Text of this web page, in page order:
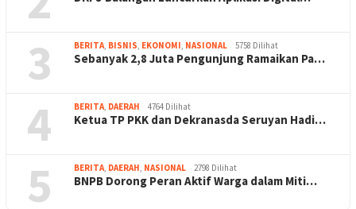
3 BERITA, BISNIS, EKONOMI, NASIONAL 5758 Dilihat
Sebanyak 2,8 Juta Pengunjung Ramaikan Pa…
4 BERITA, DAERAH 4764 Dilihat
Ketua TP PKK dan Dekranasda Seruyan Hadi…
5 BERITA, DAERAH, NASIONAL 2798 Dilihat
BNPB Dorong Peran Aktif Warga dalam Miti…